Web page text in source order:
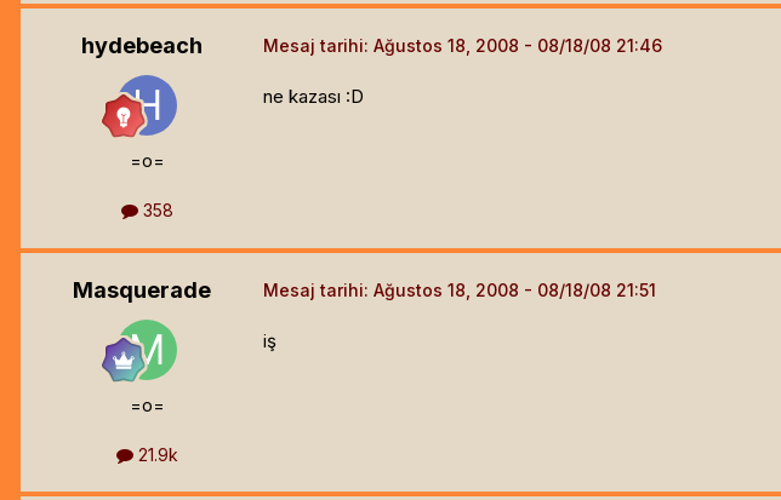
hydebeach
=o=
358
Mesaj tarihi: Ağustos 18, 2008
ne kazası :D
Masquerade
=o=
21.9k
Mesaj tarihi: Ağustos 18, 2008
iş